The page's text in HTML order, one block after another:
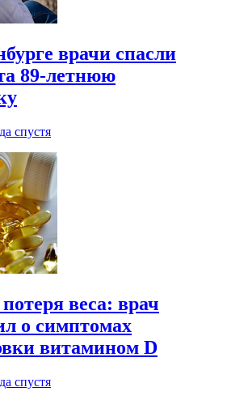
врачи спасли
89-летнюю
спустя
веса: врач
о симптомах
витамином D
спустя